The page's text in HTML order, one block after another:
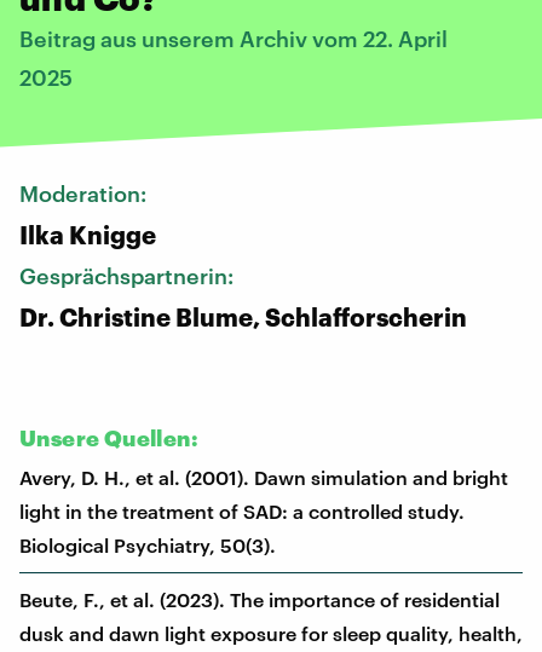
Beitrag aus unserem Archiv vom 22. April
2025
Moderation:
Ilka Knigge
Gesprächspartnerin:
Dr. Christine Blume, Schlafforscherin
Unsere Quellen:
Avery, D. H., et al. (2001). Dawn simulation and bright
light in the treatment of SAD: a controlled study.
Biological Psychiatry, 50(3).
Beute, F., et al. (2023). The importance of residential
dusk and dawn light exposure for sleep quality, health,